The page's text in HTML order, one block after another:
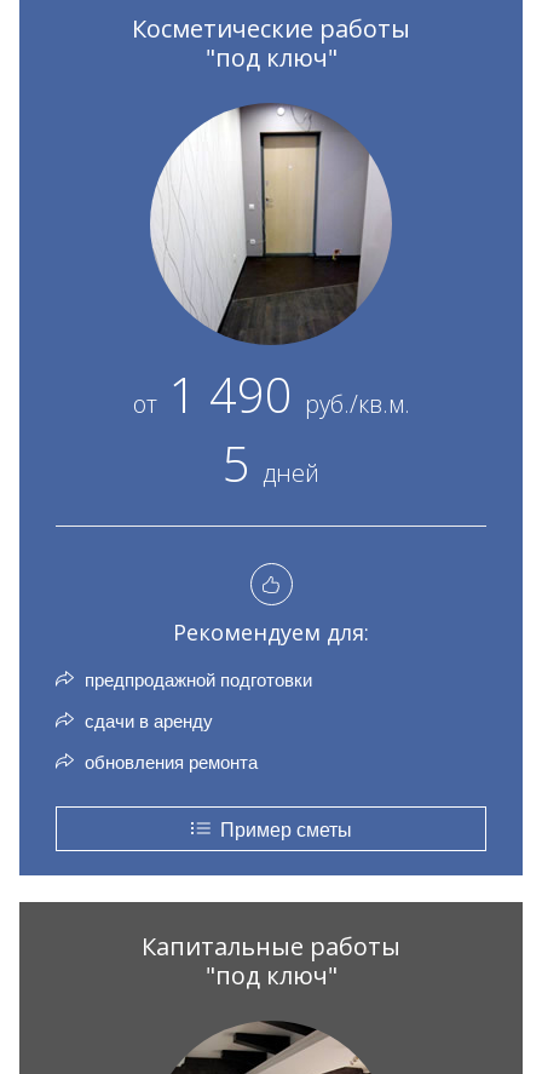
Косметические работы
"под ключ"
от1 490 руб./кв.м.
5 дней
Рекомендуем для:
предпродажной подготовки
сдачи в аренду
обновления ремонта
Пример сметы
Капитальные работы
"под ключ"